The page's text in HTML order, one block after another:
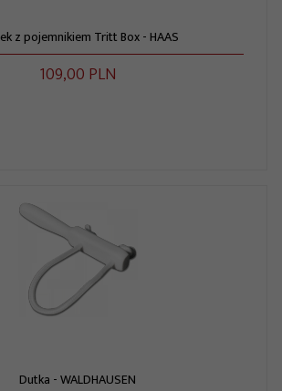
z pojemnikiem Tritt Box - HAAS
109,00 PLN
Dutka - WALDHAUSEN